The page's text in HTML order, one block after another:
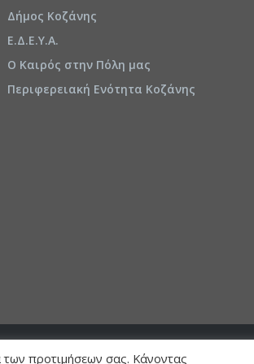
Δήμος Κοζάνης
Ε.Δ.Ε.Υ.Α.
Ο Καιρός στην Πόλη μας
Περιφερειακή Ενότητα Κοζάνης
των προτιμήσεων σας. Κάνοντας